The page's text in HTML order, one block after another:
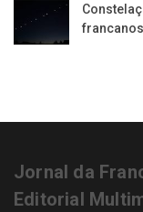
Jornal da
Editorial